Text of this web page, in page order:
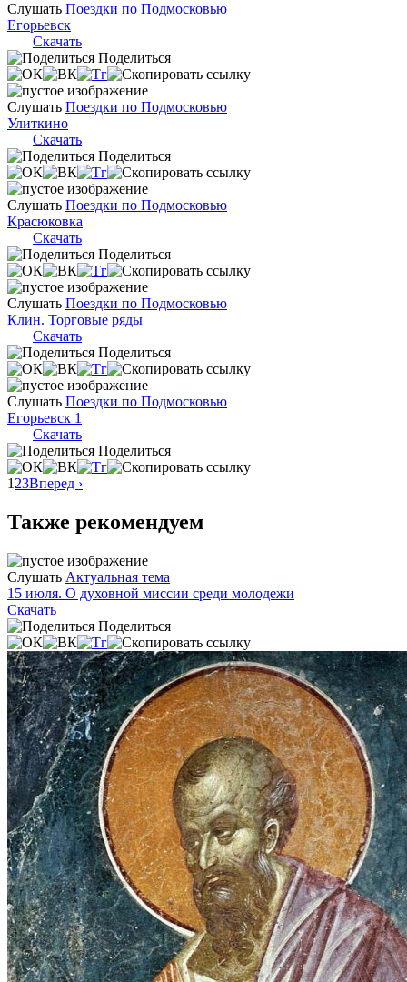
Слушать Поездки по Подмосковью
Егорьевск
Скачать
Поделиться
Слушать Поездки по Подмосковью
Улиткино
Скачать
Поделиться
Слушать Поездки по Подмосковью
Красюковка
Скачать
Поделиться
Слушать Поездки по Подмосковью
Клин. Торговые ряды
Скачать
Поделиться
Слушать Поездки по Подмосковью
Егорьевск 1
Скачать
Поделиться
1 23Вперед ›
Также рекомендуем
Слушать Актуальная тема
15 июля. О духовной миссии среди молодежи
Скачать
Поделиться